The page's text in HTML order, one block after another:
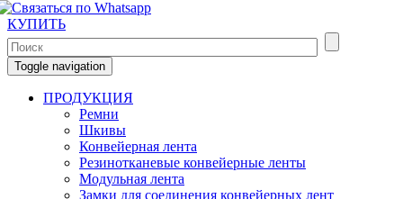
КУПИТЬ
Toggle navigation
ПРОДУКЦИЯ
Ремни
Шкивы
Конвейерная лента
Резинотканевые конвейерные ленты
Модульная лента
Замки для соединения конвейерных лент